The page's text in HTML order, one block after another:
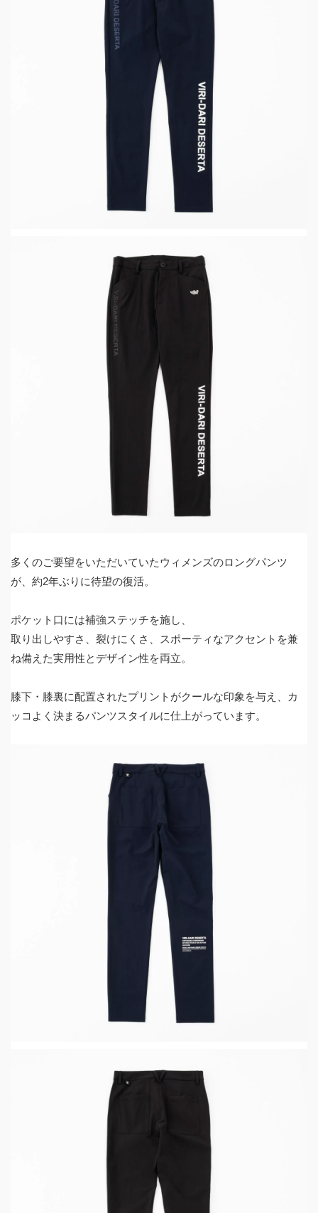
多くのご要望をいただいていたウィメンズのロングパンツ
が、約2年ぶりに待望の復活。
ポケット口には補強ステッチを施し、
取り出しやすさ、裂けにくさ、スポーティなアクセントを兼
ね備えた実用性とデザイン性を両立。
膝下・膝裏に配置されたプリントがクールな印象を与え、カ
ッコよく決まるパンツスタイルに仕上がっています。